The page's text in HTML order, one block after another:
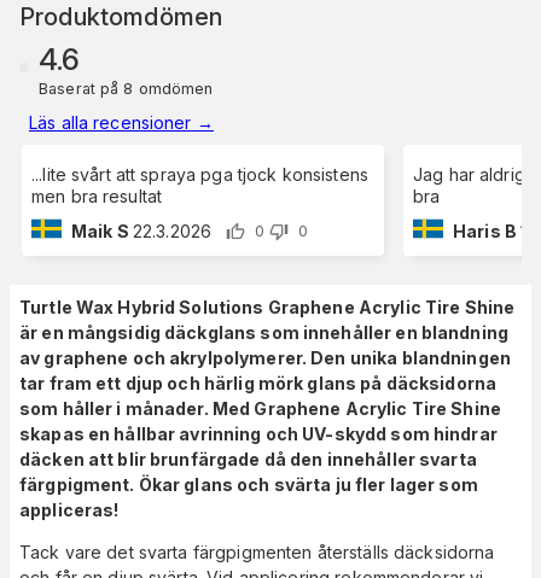
Produktomdömen
4.6
Baserat på 8 omdömen
Läs alla recensioner →
...lite svårt att spraya pga tjock konsistens
men bra resultat
Maik S 22.3.2026 0 0
Jag har aldrig
bra
Haris B
Turtle Wax Hybrid Solutions Graphene Acrylic Tire Shine
är en mångsidig däckglans som innehåller en blandning
av graphene och akrylpolymerer. Den unika blandningen
tar fram ett djup och härlig mörk glans på däcksidorna
som håller i månader. Med Graphene Acrylic Tire Shine
skapas en hållbar avrinning och UV-skydd som hindrar
däcken att blir brunfärgade då den innehåller svarta
färgpigment. Ökar glans och svärta ju fler lager som
appliceras!
Tack vare det svarta färgpigmenten återställs däcksidorna